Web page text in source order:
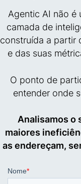
Agentic AI não é
camada de
construída a partir
e das suas
O ponto de
entender onde
Analisamos o
maiores
as endereçam,